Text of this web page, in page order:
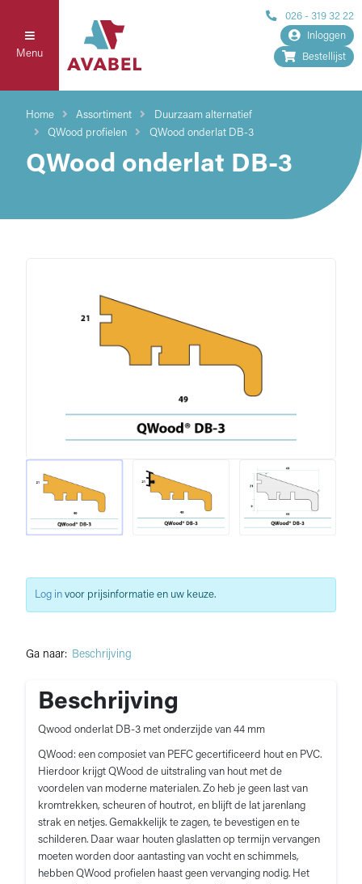
Menu
026 - 319 32 22
Inloggen
Bestellijst
Home Assortiment
Duurzaam alternatief
QWood profielen
QWood onderlat DB-3
QWood onderlat DB-3
Ga naar: Beschrijving
Beschrijving
Qwood onderlat DB-3 met onderzijde van 44 mm
QWood: een composiet van PEFC gecertificeerd hout en PVC.
Hierdoor krijgt QWood de uitstraling van hout met de
voordelen van moderne materialen. Zo heb je geen last van
kromtrekken, scheuren of houtrot, en blijft de lat jarenlang
strak en netjes. Gemakkelijk te zagen, te bevestigen en te
schilderen. Daar waar houten glaslatten op termijn vervangen
moeten worden door aantasting van vocht en schimmels,
hebben QWood profielen haast geen vervanging nodig. Het
Log in voor prijsinformatie en uw keuze.